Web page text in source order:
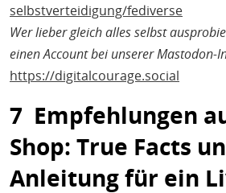
selbstverteidigung/fediverse
Wer lieber gleich alles selbst
einen Account bei unserer Mastodon-
https://digitalcourage.social
7 Empfehlungen
Shop: True Facts
Anleitung für ein